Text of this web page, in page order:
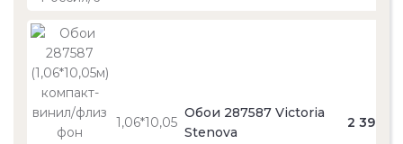
1,06*10,05
Обои 287587 Victoria
Stenova
2 390